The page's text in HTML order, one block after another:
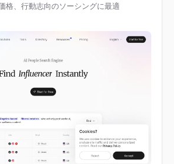
格、行動志向のソーシングに最適